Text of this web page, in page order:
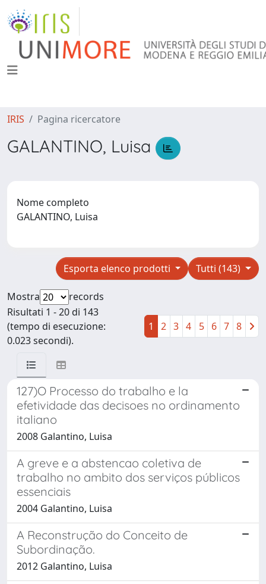
IRIS Pagina ricercatore
GALANTINO, Luisa
Nome completo
GALANTINO, Luisa
Tutti (143)
Esporta elenco prodotti
Mostra
records
Risultati 1 - 20 di 143
(tempo di esecuzione:
0.023 secondi).
1 2 3 4 5 6 7 8
127)O Processo do trabalho e la
efetividade das decisoes no ordinamento
italiano
2008 Galantino, Luisa
A greve e a abstencao coletiva de
trabalho no ambito dos serviços públicos
essenciais
2004 Galantino, Luisa
A Reconstrução do Conceito de
Subordinação.
2012 Galantino, Luisa